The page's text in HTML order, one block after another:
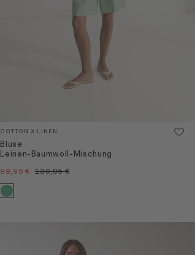
COTTON X LINEN
Bluse
Leinen-Baumwoll-Mischung
99,95 € 139,95 €